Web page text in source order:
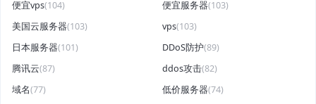
便宜vps(104) 便宜服务器(103)
美国云服务器(103) vps(103)
日本服务器(101) DDoS防护(89)
腾讯云(87) ddos攻击(82)
域名(77) 低价服务器(74)